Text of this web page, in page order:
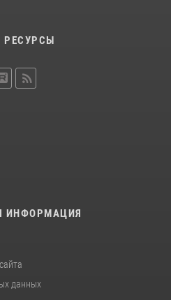
РЕСУРСЫ
ИНФОРМАЦИЯ
данных